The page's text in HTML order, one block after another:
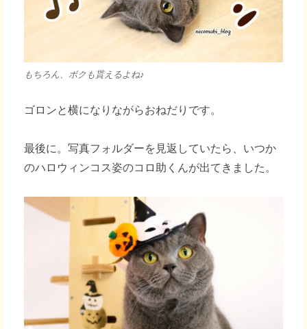
もちろん、ボクも貰えるよね♪
ゴロンと横になりながらおねだりです。
最後に。写真フォルダーを見返していたら、いつか
のハロウィンコス姿のコロ助くんが出てきました。